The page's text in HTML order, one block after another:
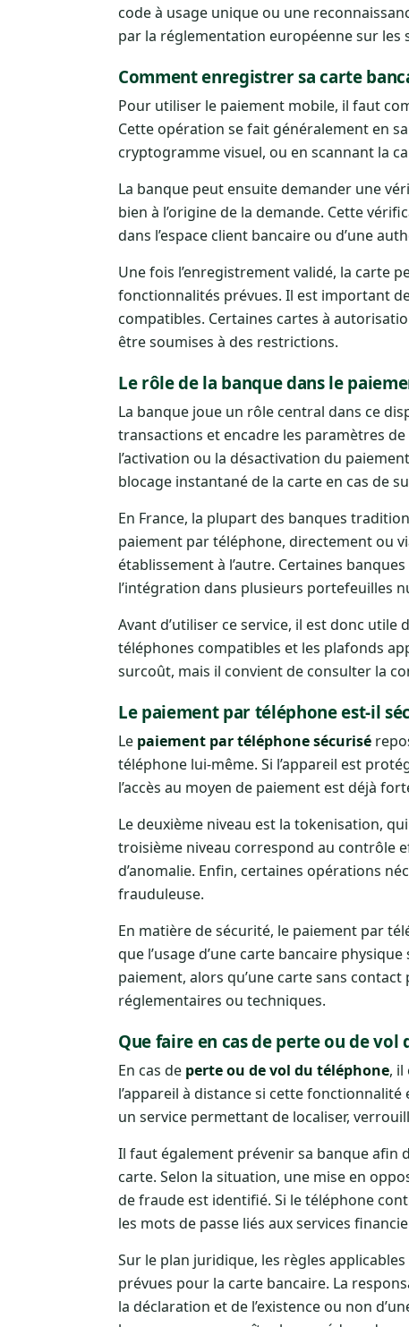
code à usage unique ou une
par la réglementation européenne sur les
Comment enregistrer sa carte
Pour utiliser le paiement mobile, il faut
Cette opération se fait généralement en
cryptogramme visuel, ou en scannant la
La banque peut ensuite demander une
bien à l’origine de la demande. Cette
dans l’espace client bancaire ou d’une
Une fois l’enregistrement validé, la carte
fonctionnalités prévues. Il est important
compatibles. Certaines cartes à
être soumises à des restrictions.
Le rôle de la banque dans le
La banque joue un rôle central dans ce
transactions et encadre les paramètres
l’activation ou la désactivation du
blocage instantané de la carte en cas de
En France, la plupart des banques
paiement par téléphone, directement ou
établissement à l’autre. Certaines
l’intégration dans plusieurs portefeuilles
Avant d’utiliser ce service, il est donc utile
téléphones compatibles et les plafonds
surcoût, mais il convient de consulter la
Le paiement par téléphone est-il
Le paiement par téléphone sécurisé
téléphone lui-même. Si l’appareil est
l’accès au moyen de paiement est déjà
Le deuxième niveau est la tokenisation,
troisième niveau correspond au contrôle
d’anomalie. Enfin, certaines opérations
frauduleuse.
En matière de sécurité, le paiement par
que l’usage d’une carte bancaire
paiement, alors qu’une carte sans
réglementaires ou techniques.
Que faire en cas de perte ou de vol
En cas de perte ou de vol du téléphone, il
l’appareil à distance si cette
un service permettant de localiser,
Il faut également prévenir sa banque afin
carte. Selon la situation, une mise en
de fraude est identifié. Si le téléphone
les mots de passe liés aux services
Sur le plan juridique, les règles applicables
prévues pour la carte bancaire. La
la déclaration et de l’existence ou non